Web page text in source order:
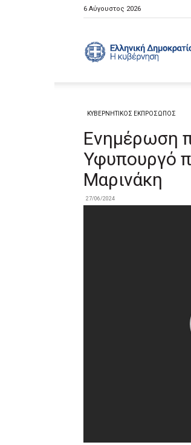
6 Αύγουστος 2026
ΚΥΒΕΡΝΗΤΙΚΟΣ ΕΚΠΡΟΣΩΠΟΣ
Ενημέρωση
Υφυπουργό
Μαρινάκη
27/06/2024